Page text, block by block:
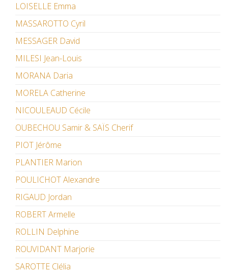
LOISELLE Emma
MASSAROTTO Cyril
MESSAGER David
MILESI Jean-Louis
MORANA Daria
MORELA Catherine
NICOULEAUD Cécile
OUBECHOU Samir & SAÏS Cherif
PIOT Jérôme
PLANTIER Marion
POULICHOT Alexandre
RIGAUD Jordan
ROBERT Armelle
ROLLIN Delphine
ROUVIDANT Marjorie
SAROTTE Clélia